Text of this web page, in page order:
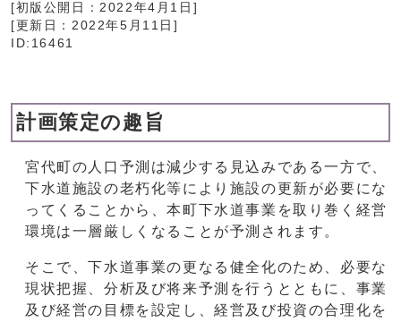
[初版公開日：2022年4月1日 ]
[更新日： 2022年5月11日 ]
ID:16461
計画策定の趣旨
宮代町の人口予測は減少する見込みである一方で、
下水道施設の老朽化等により施設の更新が必要にな
ってくることから、本町下水道事業を取り巻く経営
環境は一層厳しくなることが予測されます。
そこで、下水道事業の更なる健全化のため、必要な
現状把握、分析及び将来予測を行うとともに、事業
及び経営の目標を設定し、経営及び投資の合理化を